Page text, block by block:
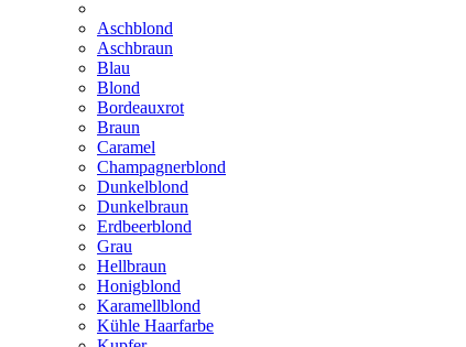
Aschblond
Aschbraun
Blau
Blond
Bordeauxrot
Braun
Caramel
Champagnerblond
Dunkelblond
Dunkelbraun
Erdbeerblond
Grau
Hellbraun
Honigblond
Karamellblond
Kühle Haarfarbe